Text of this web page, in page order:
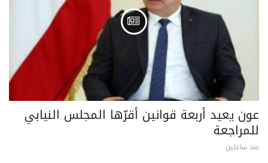
عون يعيد أربعة قوانين أقرّها المجلس النيابي
للمراجعة
منذ ساعتين